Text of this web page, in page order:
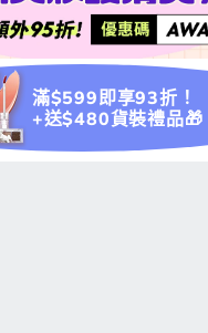
滿$599即享93折！
+送$480貨裝禮品🎁